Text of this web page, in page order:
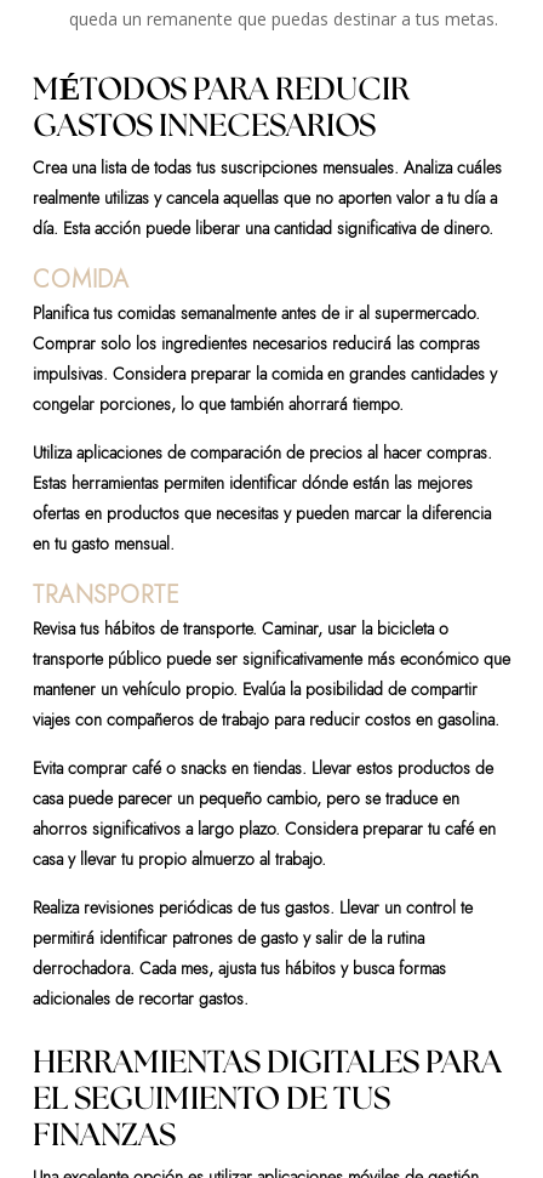
queda un remanente que puedas destinar a tus metas.
MÉTODOS PARA REDUCIR
GASTOS INNECESARIOS
Crea una lista de todas tus suscripciones mensuales. Analiza cuáles
realmente utilizas y cancela aquellas que no aporten valor a tu día a
día. Esta acción puede liberar una cantidad significativa de dinero.
COMIDA
Planifica tus comidas semanalmente antes de ir al supermercado.
Comprar solo los ingredientes necesarios reducirá las compras
impulsivas. Considera preparar la comida en grandes cantidades y
congelar porciones, lo que también ahorrará tiempo.
Utiliza aplicaciones de comparación de precios al hacer compras.
Estas herramientas permiten identificar dónde están las mejores
ofertas en productos que necesitas y pueden marcar la diferencia
en tu gasto mensual.
TRANSPORTE
Revisa tus hábitos de transporte. Caminar, usar la bicicleta o
transporte público puede ser significativamente más económico que
mantener un vehículo propio. Evalúa la posibilidad de compartir
viajes con compañeros de trabajo para reducir costos en gasolina.
Evita comprar café o snacks en tiendas. Llevar estos productos de
casa puede parecer un pequeño cambio, pero se traduce en
ahorros significativos a largo plazo. Considera preparar tu café en
casa y llevar tu propio almuerzo al trabajo.
Realiza revisiones periódicas de tus gastos. Llevar un control te
permitirá identificar patrones de gasto y salir de la rutina
derrochadora. Cada mes, ajusta tus hábitos y busca formas
adicionales de recortar gastos.
HERRAMIENTAS DIGITALES PARA
EL SEGUIMIENTO DE TUS
FINANZAS